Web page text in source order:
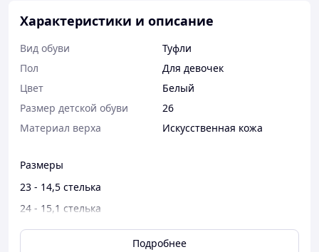
Характеристики и описание
Вид обуви
Туфли
Пол
Для девочек
Цвет
Белый
Размер детской обуви
26
Материал верха
Искусственная кожа
Размеры
23 - 14,5 стелька
24 - 15,1 стелька
25 - 15,6 стелька
Подробнее